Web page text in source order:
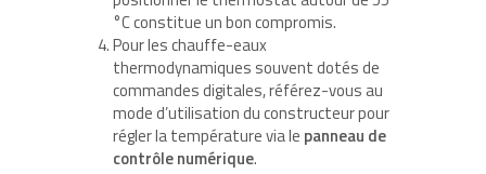
°C constitue un bon compromis.
Pour les chauffe-eaux
thermodynamiques souvent dotés de
commandes digitales, référez-vous au
mode d’utilisation du constructeur pour
régler la température via le panneau de
contrôle numérique.